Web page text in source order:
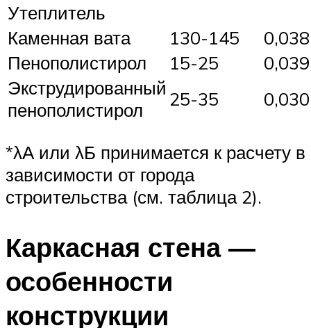
Утеплитель
Каменная вата
130-145
0,038
Пенополистирол
15-25
0,039
Экструдированный
пенополистирол
25-35 0,030
*λА или λБ принимается к расчету в
зависимости от города
строительства (см. таблица 2).
Каркасная стена —
особенности
конструкции